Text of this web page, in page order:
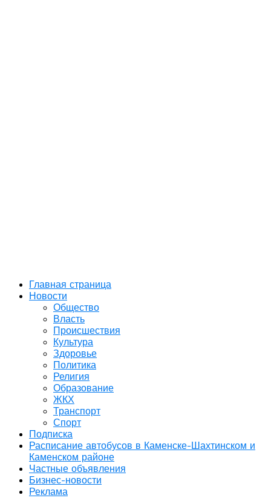
Главная страница
Новости
Общество
Власть
Происшествия
Культура
Здоровье
Политика
Религия
Образование
ЖКХ
Транспорт
Спорт
Подписка
Расписание автобусов в Каменске-Шахтинском и
Каменском районе
Частные объявления
Бизнес-новости
Реклама